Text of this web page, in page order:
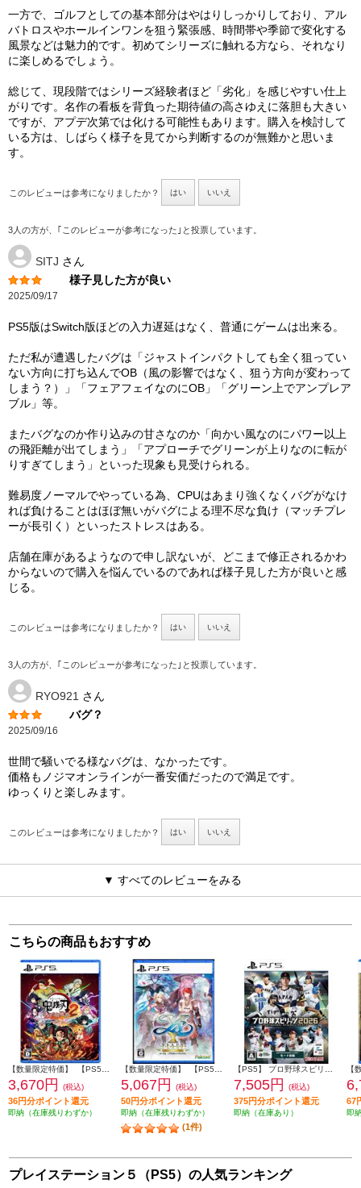
一方で、ゴルフとしての基本部分はやはりしっかりしており、アル
バトロスやホールインワンを狙う緊張感、時間帯や季節で変化する
風景などは魅力的です。初めてシリーズに触れる方なら、それなり
に楽しめるでしょう。
総じて、現段階ではシリーズ経験者ほど「劣化」を感じやすい仕上
がりです。名作の看板を背負った期待値の高さゆえに落胆も大きい
ですが、アプデ次第では化ける可能性もあります。購入を検討して
いる方は、しばらく様子を見てから判断するのが無難かと思いま
す。
このレビューは参考になりましたか？ はい いいえ
3人の方が、｢このレビューが参考になった｣と投票しています。
SITJ さん
様子見した方が良い
2025/09/17
PS5版はSwitch版ほどの入力遅延はなく、普通にゲームは出来る。
ただ私が遭遇したバグは「ジャストインパクトしても全く狙ってい
ない方向に打ち込んでOB（風の影響ではなく、狙う方向が変わって
しまう？）」「フェアフェイなのにOB」「グリーン上でアンプレア
ブル」等。
またバグなのか作り込みの甘さなのか「向かい風なのにパワー以上
の飛距離が出てしまう」「アプローチでグリーンが上りなのに転が
りすぎてしまう」といった現象も見受けられる。
難易度ノーマルでやっている為、CPUはあまり強くなくバグがなけ
れば負けることはほぼ無いがバグによる理不尽な負け（マッチプレ
ーが長引く）といったストレスはある。
店舗在庫があるようなので申し訳ないが、どこまで修正されるかわ
からないので購入を悩んでいるのであれば様子見した方が良いと感
じる。
このレビューは参考になりましたか？ はい いいえ
3人の方が、｢このレビューが参考になった｣と投票しています。
RYO921 さん
バグ？
2025/09/16
世間で騒いでる様なバグは、なかったです。
価格もノジマオンラインが一番安価だったので満足です。
ゆっくりと楽しみます。
このレビューは参考になりましたか？ はい いいえ
▼ すべてのレビューをみる
こちらの商品もおすすめ
【数量限定特価】 【PS5】 鬼滅の刃 ヒノカミ血風譚2 通常版（特典：みにきゃらイラスト マルチケース[4種セット]付き）
3,670円 (税込)
36円分ポイント還元
即納（在庫残りわずか）
【数量限定特価】 【PS5】 イースX -Proud NORDICS-
5,067円 (税込)
50円分ポイント還元
即納（在庫残りわずか）
(1件)
【PS5】 プロ野球スピリッツ2026
7,505円 (税込)
375円分ポイント還元
即納（在庫あり）
67
即
プレイステーション５（PS5）の人気ランキング